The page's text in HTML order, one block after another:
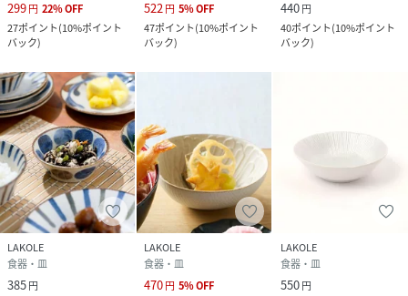
299円 22%OFF
27ポイント(10%ポイント
バック)
522 円 5%OFF
47ポイント(10%ポイント
バック)
440円
40ポイント(10%ポイント
バック)
LAKOLE
食器・皿
385円
LAKOLE
食器・皿
470円 5%OFF
LAKOLE
食器・皿
550円